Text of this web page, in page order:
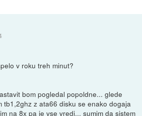
v roku treh minut?
bom pogledal popoldne... glede
tb1,2ghz z ata66 disku se enako dogaja
na 8x pa je vse vredi... sumim da sistem